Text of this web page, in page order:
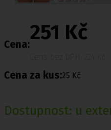
Cena:
251 Kč
Cena za kus:25 Kč
Dostupnost: u